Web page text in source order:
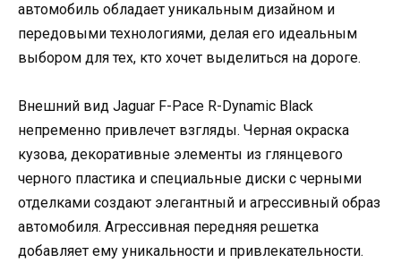
автомобиль обладает уникальным дизайном и
передовыми технологиями, делая его идеальным
выбором для тех, кто хочет выделиться на дороге.
Внешний вид Jaguar F-Pace R-Dynamic Black
непременно привлечет взгляды. Черная окраска
кузова, декоративные элементы из глянцевого
черного пластика и специальные диски с черными
отделками создают элегантный и агрессивный образ
автомобиля. Агрессивная передняя решетка
добавляет ему уникальности и привлекательности.